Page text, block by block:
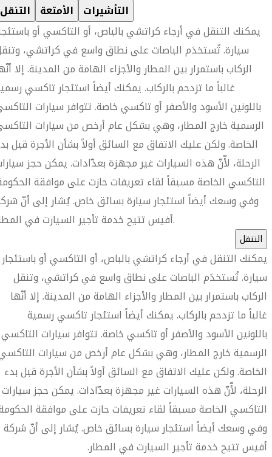
التنقل الأمتعة التأشيرات
يمكنك التنقل في أرجاء كراتشي بالباص، أو التاكسي أو
سيارة. تُستخدَم الباصات على نطاق واسع في كراتشي،
الركاب باستمرار بين المطار والأجزاء الهامة من المدينة. إلا
غالباً ما تزدحم بالركاب. يمكنك أيضاً استئجار تاكسي
باللونين الأسود والأصفر أو تاكسي خاصة. تتوافر سيارات
الرسمية خارج المطار، وهي بشكل عام أرخص من سيارات
الخاصة. ولكن عليك الاتفاق مع السائق أولاً بشأن الأجرة قبل
الرحلة، لأّنّ هذه السيارات غير مجهزة بعدّادات. يمكن حجز
التاكسي الخاصة مسبقاً لقاء تعريفات حازت على موافقة
وفي وسعك أيضاً استئجار سيارة بسائق خاص. يُشار إلى أنّ
أفيس تتيح خدمة تأجير السيارت في المطار.
التنقل
يمكنك التنقل في أرجاء كراتشي بالباص، أو التاكسي أو باستئجار
سيارة. تُستخدَم الباصات على نطاق واسع في كراتشي، وتنقل
الركاب باستمرار بين المطار والأجزاء الهامة من المدينة. إلا أنّها
غالباً ما تزدحم بالركاب. يمكنك أيضاً استئجار تاكسي رسمية
باللونين الأسود والأصفر أو تاكسي خاصة. تتوافر سيارات التاكسي
الرسمية خارج المطار، وهي بشكل عام أرخص من سيارات
الخاصة. ولكن عليك الاتفاق مع السائق أولاً بشأن الأجرة قبل بدء
الرحلة، لأّنّ هذه السيارات غير مجهزة بعدّادات. يمكن حجز سيارات
التاكسي الخاصة مسبقاً لقاء تعريفات حازت على موافقة
وفي وسعك أيضاً استئجار سيارة بسائق خاص. يُشار إلى أنّ شركة
أفيس تتيح خدمة تأجير السيارت في المطار.